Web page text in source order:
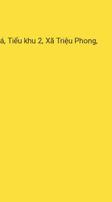
Tiểu khu 2, Xã Triệu Phong,